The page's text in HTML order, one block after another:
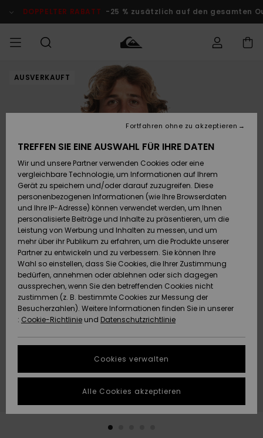
Produktinformation
RABATT -25 % zusätzlich auf den gesamten Outlet-
MÄNNER Kleidung
Accessoires
Schuhe&
Flip-Flops
Surf
Snow
Brandneu
Highlights
JUNGEN
Kleidung
Accessoires
Schuhe&
Flip-Flops
Surf
Snow
Brandneu
Highlights
FRAUEN
Shop
Brandneu
Highlights
Snow
SURF
Surf Shop
Männer
Kinder
Highlights
Community
SNOW
Snow Shop
Männer
Kinder
Snow Shop
Damen
Highlights
Community
DOPPELTER
RABATT
Outlet
Herren
KINDER
Outlet
Frauen
HILFE & KONTAKT
Auf meine
Bestellung
zugreifen
Versand
Retouren
Bezahlung
Geschenkkarte
Quiksilver
Freedom
Datenschutz
Starten Sie eine
Unterhaltung,
schnellste
Antwort auf Ihre
Frage zu
erhalten.
NACHHALTIGKEIT
WUNSCHLISTE
AUSVERKAUFT
TREFFEN SIE EINE AUSWAHL FÜR IHRE DATEN
Wir und unsere Partner verwenden Cookies oder eine
vergleichbare Technologie, um Informationen auf Ihrem
Gerät zu speichern und/oder darauf zuzugreifen. Diese
personenbezogenen Informationen (wie Ihre Browserdaten
und Ihre IP-Adresse) können verwendet werden, um Ihnen
personalisierte Beiträge und Inhalte zu präsentieren, um die
Leistung von Werbung und Inhalten zu messen, und um
mehr über ihr Publikum zu erfahren, um die Produkte unserer
Partner zu entwickeln und zu verbessern. Sie können Ihre
Wahl so einstellen, dass Sie Cookies, die Ihrer Zustimmung
bedürfen, annehmen oder ablehnen oder sich dagegen
aussprechen, wenn Sie den betreffenden Cookies nicht
zustimmen (z. B. bestimmte Cookies zur Messung der
Besucherzahlen). Weitere Informationen finden Sie in unserer
: Cookie-Richtlinie und Datenschutzrichtlinie
Cookies verwalten
Fortfahren ohne zu akzeptieren
Alle Cookies akzeptieren